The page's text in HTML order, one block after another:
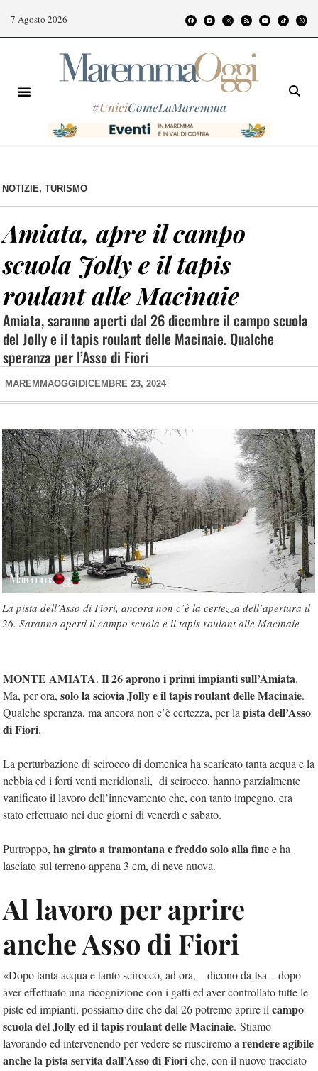
7 Agosto 2026
#UniciComeLaMaremma
NOTIZIE, TURISMO
Amiata, apre il campo
scuola Jolly e il tapis
roulant alle Macinaie
Amiata, saranno aperti dal 26 dicembre il campo scuola
del Jolly e il tapis roulant delle Macinaie. Qualche
speranza per l’Asso di Fiori
MAREMMAOGGI DICEMBRE 23, 2024
La pista dell’Asso di Fiori, ancora non c’è la certezza dell’apertura il
26. Saranno aperti il campo scuola e il tapis roulant alle Macinaie
MONTE AMIATA. Il 26 aprono i primi impianti sull’Amiata.
Ma, per ora, solo la sciovia Jolly e il tapis roulant delle Macinaie.
Qualche speranza, ma ancora non c’è certezza, per la pista dell’Asso
di Fiori.
La perturbazione di scirocco di domenica ha scaricato tanta acqua e la
nebbia ed i forti venti meridionali, di scirocco, hanno parzialmente
vanificato il lavoro dell’innevamento che, con tanto impegno, era
stato effettuato nei due giorni di venerdì e sabato.
Purtroppo, ha girato a tramontana e freddo solo alla finee ha
lasciato sul terreno appena 3 cm, di neve nuova.
Al lavoro per aprire
anche Asso di Fiori
«Dopo tanta acqua e tanto scirocco, ad ora, – dicono da Isa – dopo
aver effettuato una ricognizione con i gatti ed aver controllato tutte le
piste ed impianti, possiamo dire che dal 26 potremo aprire il campo
scuola del Jolly ed il tapis roulant delle Macinaie. Stiamo
lavorando ed intervenendo per vedere se riusciremo a rendere agibile
anche la pista servita dall’Asso di Fioriche, con il nuovo tracciato